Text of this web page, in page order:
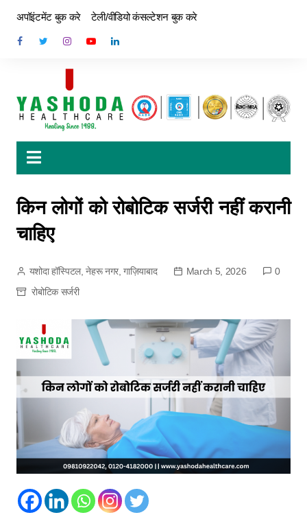
अपॉइंटमेंट बुक करे टेली/वीडियो कंसल्टेशन बुक करे
किन लोगों को रोबोटिक सर्जरी नहीं करानी
चाहिए
यशोदा हॉस्पिटल, नेहरू नगर, गाज़ियाबाद March 5, 2026
0
रोबोटिक सर्जरी